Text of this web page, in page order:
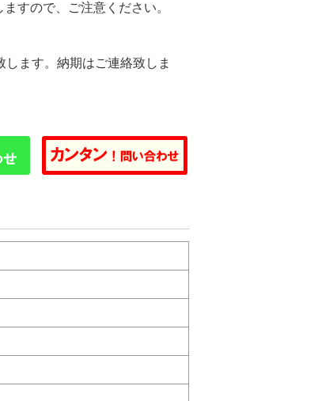
すので、ご注意ください。
ます。納期はご連絡致しま